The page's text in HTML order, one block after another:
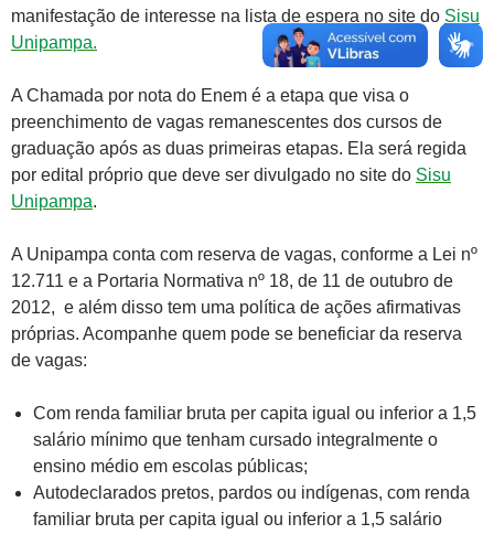
manifestação de interesse na lista de espera no site do Sisu
Unipampa.
A Chamada por nota do Enem é a etapa que visa o
preenchimento de vagas remanescentes dos cursos de
graduação após as duas primeiras etapas. Ela será regida
por edital próprio que deve ser divulgado no site do Sisu
Unipampa.
A Unipampa conta com reserva de vagas, conforme a Lei nº
12.711 e a Portaria Normativa nº 18, de 11 de outubro de
2012, e além disso tem uma política de ações afirmativas
próprias. Acompanhe quem pode se beneficiar da reserva
de vagas:
Com renda familiar bruta per capita igual ou inferior a 1,5
salário mínimo que tenham cursado integralmente o
ensino médio em escolas públicas;
Autodeclarados pretos, pardos ou indígenas, com renda
familiar bruta per capita igual ou inferior a 1,5 salário